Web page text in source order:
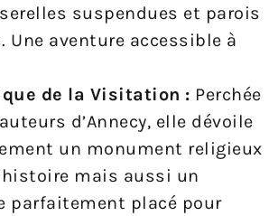
suspendues et parois
Une aventure accessible à
de la Visitation : Perchée
d’Annecy, elle dévoile
un monument religieux
mais aussi un
parfaitement placé pour